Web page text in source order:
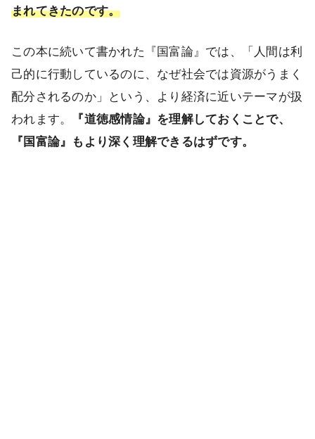
まれてきたのです。
この本に続いて書かれた『国富論』では、「人間は利
己的に行動しているのに、なぜ社会では資源がうまく
配分されるのか」という、より経済に近いテーマが扱
われます。
『道徳感情論』を理解しておくことで、
『国富論』もより深く理解できるはずです。